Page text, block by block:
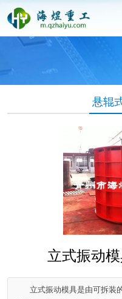
泥制管机生产厂家-山东海煜重工
悬辊
立式振动
立式振动模具是由可拆装